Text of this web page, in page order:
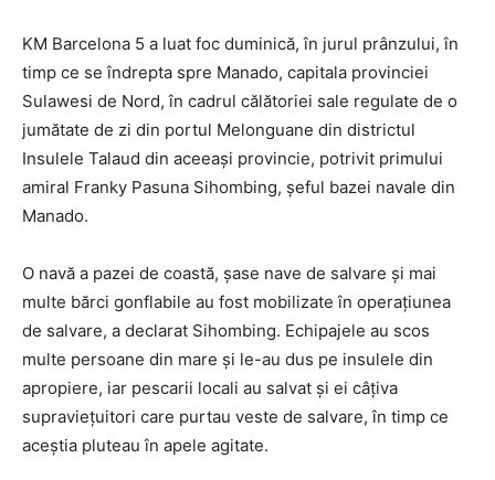
KM Barcelona 5 a luat foc duminică, în jurul prânzului, în
timp ce se îndrepta spre Manado, capitala provinciei
Sulawesi de Nord, în cadrul călătoriei sale regulate de o
jumătate de zi din portul Melonguane din districtul
Insulele Talaud din aceeaşi provincie, potrivit primului
amiral Franky Pasuna Sihombing, şeful bazei navale din
Manado.
O navă a pazei de coastă, şase nave de salvare şi mai
multe bărci gonflabile au fost mobilizate în operaţiunea
de salvare, a declarat Sihombing. Echipajele au scos
multe persoane din mare şi le-au dus pe insulele din
apropiere, iar pescarii locali au salvat şi ei câţiva
supravieţuitori care purtau veste de salvare, în timp ce
aceştia pluteau în apele agitate.